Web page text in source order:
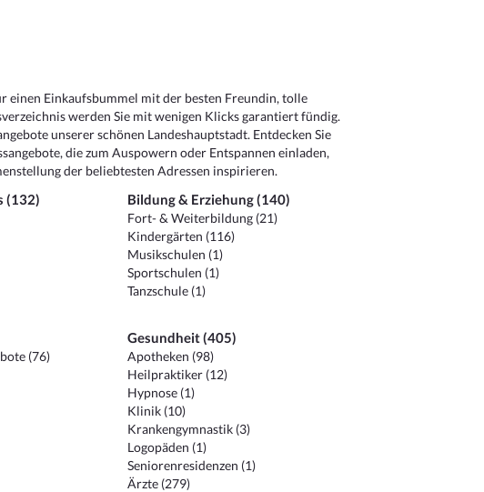
einen Einkaufsbummel mit der besten Freundin, tolle
werden Sie mit wenigen Klicks garantiert fündig.
unserer schönen Landeshauptstadt. Entdecken Sie
die zum Auspowern oder Entspannen einladen,
der beliebtesten Adressen inspirieren.
(132) Bildung & Erziehung (140)
Fort- & Weiterbildung (21)
Kindergärten (116)
Musikschulen (1)
Sportschulen (1)
Tanzschule (1)
(76)
Gesundheit (405)
Apotheken (98)
Heilpraktiker (12)
Hypnose (1)
Klinik (10)
Krankengymnastik (3)
Logopäden (1)
Seniorenresidenzen (1)
Ärzte (279)